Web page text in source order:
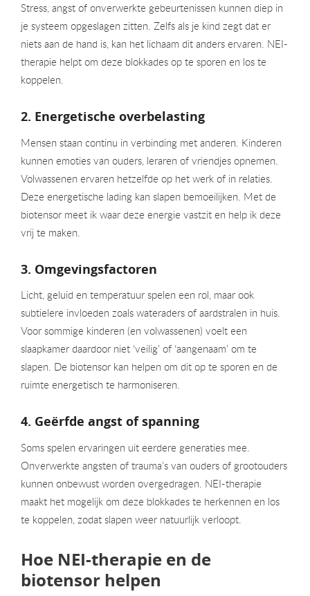
Stress, angst of onverwerkte gebeurtenissen kunnen diep in
je systeem opgeslagen zitten. Zelfs als je kind zegt dat er
niets aan de hand is, kan het lichaam dit anders ervaren. NEI-
therapie helpt om deze blokkades op te sporen en los te
koppelen.
2. Energetische overbelasting
Mensen staan continu in verbinding met anderen. Kinderen
kunnen emoties van ouders, leraren of vriendjes opnemen.
Volwassenen ervaren hetzelfde op het werk of in relaties.
Deze energetische lading kan slapen bemoeilijken. Met de
biotensor meet ik waar deze energie vastzit en help ik deze
vrij te maken.
3. Omgevingsfactoren
Licht, geluid en temperatuur spelen een rol, maar ook
subtielere invloeden zoals wateraders of aardstralen in huis.
Voor sommige kinderen (en volwassenen) voelt een
slaapkamer daardoor niet ‘veilig’ of ‘aangenaam’ om te
slapen. De biotensor kan helpen om dit op te sporen en de
ruimte energetisch te harmoniseren.
4. Geërfde angst of spanning
Soms spelen ervaringen uit eerdere generaties mee.
Onverwerkte angsten of trauma’s van ouders of grootouders
kunnen onbewust worden overgedragen. NEI-therapie
maakt het mogelijk om deze blokkades te herkennen en los
te koppelen, zodat slapen weer natuurlijk verloopt.
Hoe NEI-therapie en de
biotensor helpen